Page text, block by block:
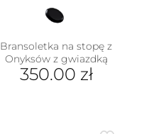
Bransoletka na stopę z
Onyksów z gwiazdką
350.00 zł